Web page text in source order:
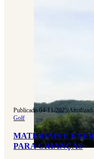
Publicado 04-11-2025|
Golf
MATERIAIS E
PARA CRIANÇAS